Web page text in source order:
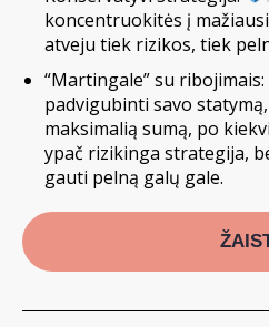
koncentruokitės į
atveju tiek rizikos, tiek
“Martingale” su ribojimais:
padvigubinti savo
maksimalią sumą, po
ypač rizikinga strategija,
gauti pelną galų gale.